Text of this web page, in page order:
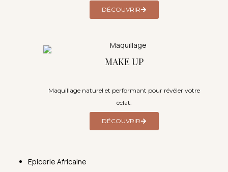
DÉCOUVRIR
MAKE UP
Maquillage naturel et performant pour révéler votre
éclat.
DÉCOUVRIR
Epicerie Africaine